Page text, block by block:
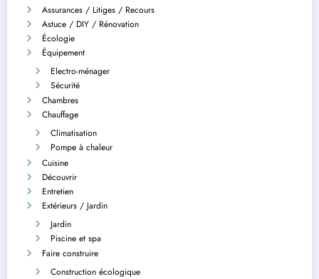
Assurances / Litiges / Recours
Astuce / DIY / Rénovation
Écologie
Équipement
Electro-ménager
Sécurité
Chambres
Chauffage
Climatisation
Pompe à chaleur
Cuisine
Découvrir
Entretien
Extérieurs / Jardin
Jardin
Piscine et spa
Faire construire
Construction écologique